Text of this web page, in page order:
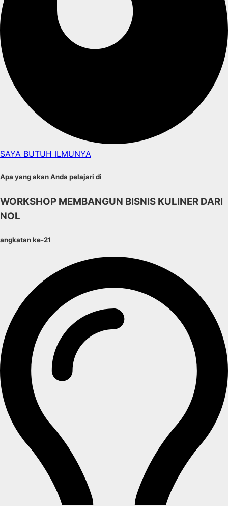
SAYA BUTUH ILMUNYA
Apa yang akan Anda pelajari di
WORKSHOP MEMBANGUN BISNIS KULINER DARI
NOL
angkatan ke-21